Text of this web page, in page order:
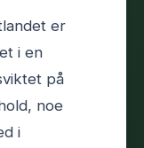
er
i en
på
noe
i